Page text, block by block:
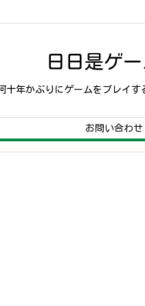
日日是ゲ
十年かぶりにゲームをプレイ
お問い合わせ